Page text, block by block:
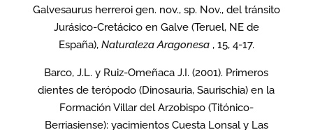
Galvesaurus herreroi gen. nov., sp. Nov., del tránsito
Jurásico-Cretácico en Galve (Teruel, NE de
España), Naturaleza Aragonesa , 15, 4-17.
Barco, J.L. y Ruiz-Omeñaca J.I. (2001). Primeros
dientes de terópodo (Dinosauria, Saurischia) en la
Formación Villar del Arzobispo (Titónico-
Berriasiense): yacimientos Cuesta Lonsal y Las